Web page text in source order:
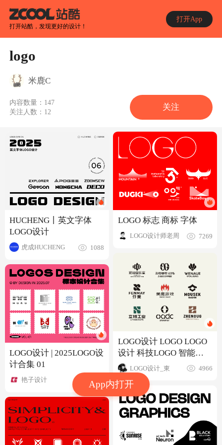
打开站酷，发现更好的设计！
打开App
App内打开
logo
米鹿C
内容数量： 147
关注人数： 12
关注
HUCHENG丨英文字体
LOGO设计
虎成HUCHENG 1088
LOGO设计 | 2025LOGO设
计合集 01
艳子设计
LOGO 标志 商标 字体
LOGO设计师老周 7269
LOGO设计 LOGO LOGO
设计 科技LOGO 智能
LOGO 简约LOGO
LOGO设计_東 4966